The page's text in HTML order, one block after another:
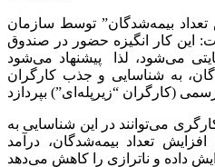
تعداد بیمه‌شدگان” توسط سازمان
این کار انگیزه حضور در صندوق
می‌شود، لذا ‌پیشنهاد می‌شود
به شناسایی و جذب کارگران
می‌توانند در این شناسایی به
تعداد بیمه‌شدگان، درآمد